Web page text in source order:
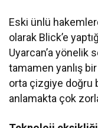
Eski ünlü
olarak Blick’e
Uyarcan’a yönelik
tamamen yanlış bir
orta çizgiye doğru
anlamakta çok